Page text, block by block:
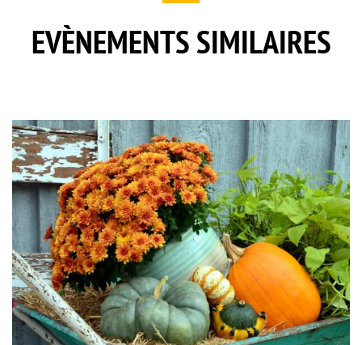
EVÈNEMENTS SIMILAIRES